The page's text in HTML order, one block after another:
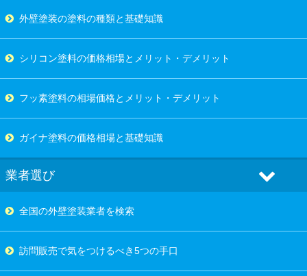
外壁塗装の塗料の種類と基礎知識
シリコン塗料の価格相場とメリット・デメリット
フッ素塗料の相場価格とメリット・デメリット
ガイナ塗料の価格相場と基礎知識
業者選び
全国の外壁塗装業者を検索
訪問販売で気をつけるべき5つの手口